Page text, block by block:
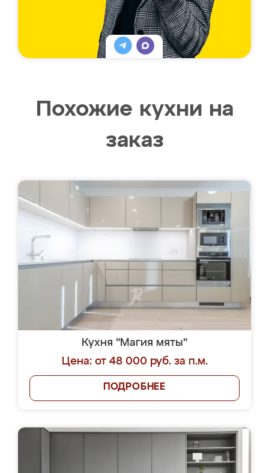
Похожие кухни на
заказ
Кухня "Магия мяты"
Цена: от 48 000 руб. за п.м.
ПОДРОБНЕЕ